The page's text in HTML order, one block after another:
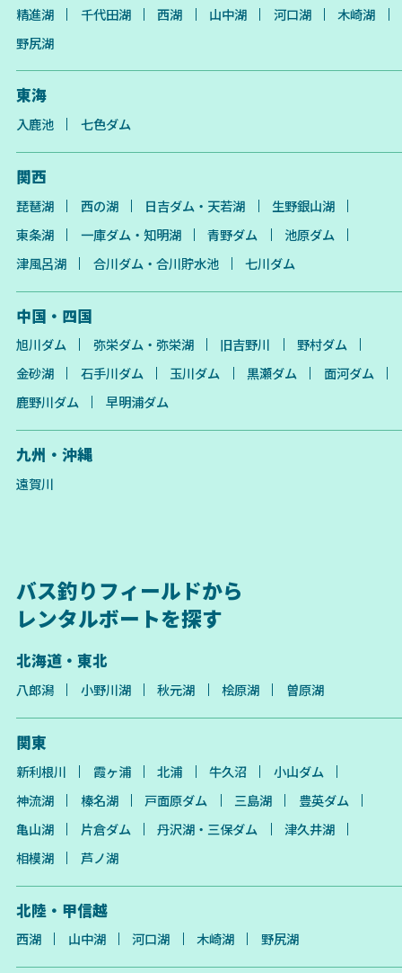
精進湖 千代田湖 西湖 山中湖 河口湖
木崎湖
野尻湖
東海
入鹿池 七色ダム
関西
琵琶湖 西の湖 日吉ダム・天若湖
生野銀山湖
東条湖
一庫ダム・知明湖 青野ダム
池原ダム
津風呂湖
合川ダム・合川貯水池 七川ダム
中国・四国
旭川ダム 弥栄ダム・弥栄湖 旧吉野川
野村ダム
金砂湖
石手川ダム 玉川ダム 黒瀬ダム
面河ダム
鹿野川ダム
早明浦ダム
九州・沖縄
遠賀川
バス釣りフィールドから
レンタルボートを探す
北海道・東北
八郎潟 小野川湖 秋元湖 桧原湖 曽原湖
関東
新利根川 霞ヶ浦 北浦 牛久沼
小山ダム
神流湖
榛名湖 戸面原ダム 三島湖
豊英ダム
亀山湖
片倉ダム 丹沢湖・三保ダム
津久井湖
相模湖
芦ノ湖
北陸・甲信越
西湖 山中湖 河口湖 木崎湖 野尻湖